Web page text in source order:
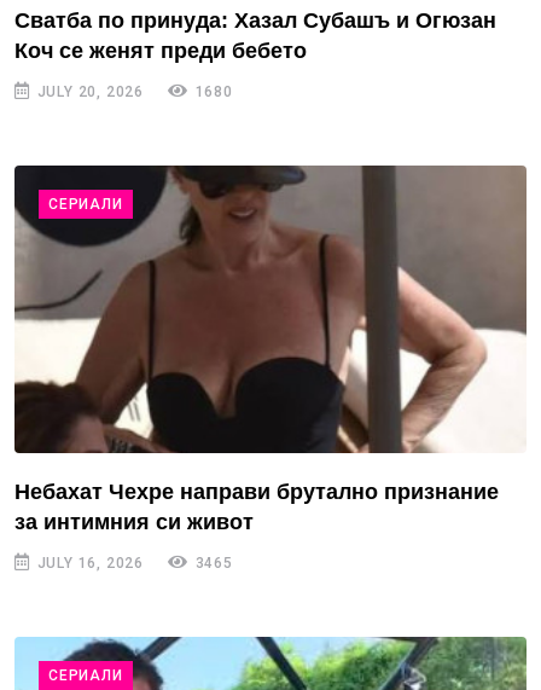
Сватба по принуда: Хазал Субашъ и Огюзан
Коч се женят преди бебето
JULY 20, 2026 1680
СЕРИАЛИ
Небахат Чехре направи брутално признание
за интимния си живот
JULY 16, 2026 3465
СЕРИАЛИ